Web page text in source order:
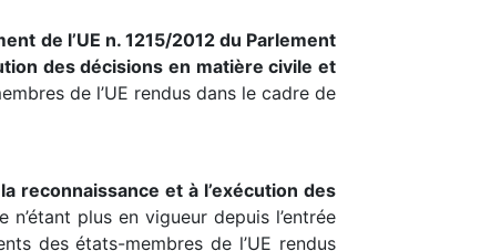
de l’UE n. 1215/2012 du Parlement
des décisions en matière civile et
de l’UE rendus dans le cadre de
reconnaissance et à l’exécution des
n’étant plus en vigueur depuis l’entrée
des états-membres de l’UE rendus